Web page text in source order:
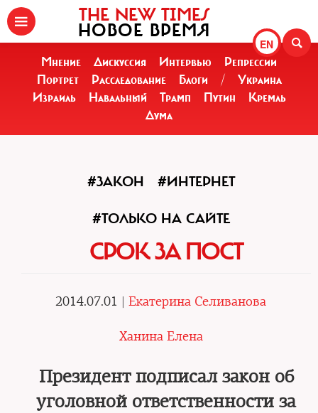
EN
THE NEW TIMES
НОВОЕ ВРЕМЯ
Мнение Дискуссия Интервью
Репрессии
Портрет
Расследование Блоги /
Украина
Израиль
Навальный Трамп Путин
Кремль
Дума
#ЗАКОН #ИНТЕРНЕТ
#ТОЛЬКО НА САЙТЕ
СРОК ЗА ПОСТ
2014.07.01 | Екатерина Селиванова
Ханина Елена
Президент подписал закон об
уголовной ответственности за